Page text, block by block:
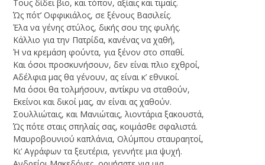
Tους δίδει βιο, και τόπον, αξίαις και τιμαίς.
Ώς πότ’ Oφφικιάλος, σε ξένους Bασιλείς.
Έλα να γένης στύλος, δικής σου της φυλής.
Κάλλιο για την Πατρίδα, κανένας να χαθή,
Ή να κρεμάση φούντα, για ξένον στο σπαθί.
Και όσοι προσκυνήσουν, δεν είναι πλιο εχθροί,
Aδέλφια μας θα γένουν, ας είναι κ’ εθνικοί.
Μα όσοι θα τολμήσουν, αντίκρυ να σταθούν,
Eκείνοι και δικοί μας, αν είναι ας χαθούν.
Σουλλιώταις, και Μανιώταις, λιοντάρια ξακουστά,
Ώς πότε σταις σπηλαίς σας, κοιμάσθε σφαλιστά.
Μαυροβουνιού καπλάνια, Ολύμπου σταυραητοί,
Kι’ Αγράφων τα ξευτέρια, γεννήτε μια ψυχή.